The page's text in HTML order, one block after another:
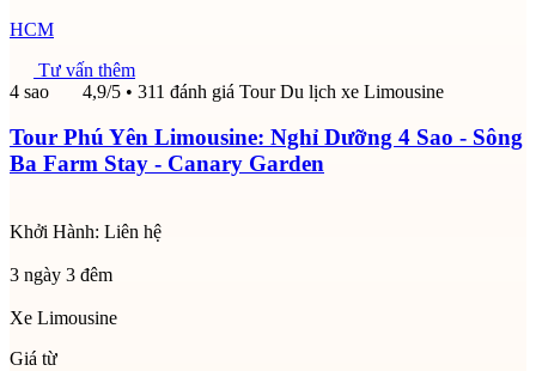
HCM
Tư vấn thêm
4 sao
4,9/5 • 311 đánh giá Tour Du lịch xe Limousine
Tour Phú Yên Limousine: Nghỉ Dưỡng 4 Sao - Sông
Ba Farm Stay - Canary Garden
Khởi Hành: Liên hệ
3 ngày 3 đêm
Xe Limousine
Giá từ